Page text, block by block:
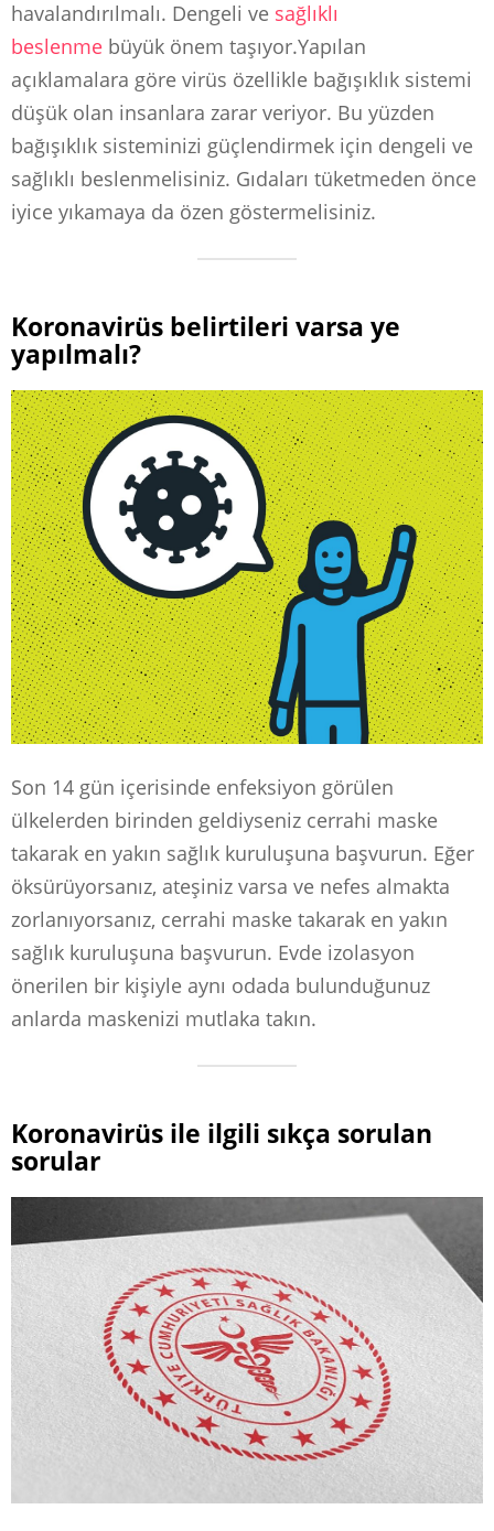
havalandırılmalı. Dengeli ve sağlıklı
beslenme büyük önem taşıyor.Yapılan
açıklamalara göre virüs özellikle bağışıklık sistemi
düşük olan insanlara zarar veriyor. Bu yüzden
bağışıklık sisteminizi güçlendirmek için dengeli ve
sağlıklı beslenmelisiniz. Gıdaları tüketmeden önce
iyice yıkamaya da özen göstermelisiniz.
Koronavirüs belirtileri varsa ye
yapılmalı?
Son 14 gün içerisinde enfeksiyon görülen
ülkelerden birinden geldiyseniz cerrahi maske
takarak en yakın sağlık kuruluşuna başvurun. Eğer
öksürüyorsanız, ateşiniz varsa ve nefes almakta
zorlanıyorsanız, cerrahi maske takarak en yakın
sağlık kuruluşuna başvurun. Evde izolasyon
önerilen bir kişiyle aynı odada bulunduğunuz
anlarda maskenizi mutlaka takın.
Koronavirüs ile ilgili sıkça sorulan
sorular